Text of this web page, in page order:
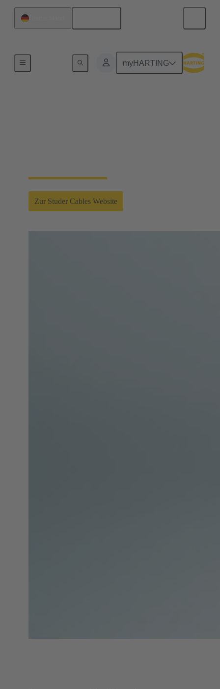
myHARTING
Partnerschaften
Zur Studer Cables Website